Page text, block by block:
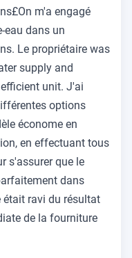
m'a engagé
eau dans un
Le propriétaire was
supply and
unit. J'ai
options
économe en
en effectuant tous
s'assurer que le
dans
était ravi du résultat
de la fourniture